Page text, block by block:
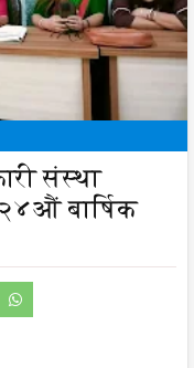
संस्था
बार्षिक